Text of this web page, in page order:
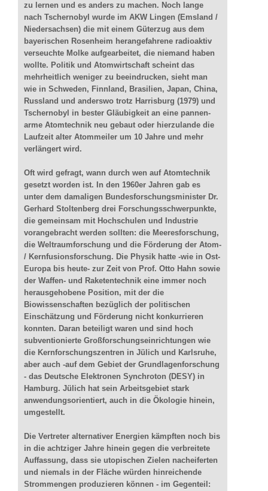
zu lernen und es anders zu machen. Noch lange
nach Tschernobyl wurde im AKW Lingen (Emsland /
Niedersachsen) die mit einem Güterzug aus dem
bayerischen Rosenheim herangefahrene radioaktiv
verseuchte Molke aufgearbeitet, die niemand haben
wollte. Politik und Atomwirtschaft scheint das
mehrheitlich weniger zu beeindrucken, sieht man
wie in Schweden, Finnland, Brasilien, Japan, China,
Russland und anderswo trotz Harrisburg (1979) und
Tschernobyl in bester Gläubigkeit an eine pannen-
arme Atomtechnik neu gebaut oder hierzulande die
Laufzeit alter Atommeiler um 10 Jahre und mehr
verlängert wird.
Oft wird gefragt, wann durch wen auf Atomtechnik
gesetzt worden ist. In den 1960er Jahren gab es
unter dem damaligen Bundesforschungsminister Dr.
Gerhard Stoltenberg drei Forschungsschwerpunkte,
die gemeinsam mit Hochschulen und Industrie
vorangebracht werden sollten: die Meeresforschung,
die Weltraumforschung und die Förderung der Atom-
/ Kernfusionsforschung. Die Physik hatte -wie in Ost-
Europa bis heute- zur Zeit von Prof. Otto Hahn sowie
der Waffen- und Raketentechnik eine immer noch
herausgehobene Position, mit der die
Biowissenschaften bezüglich der politischen
Einschätzung und Förderung nicht konkurrieren
konnten. Daran beteiligt waren und sind hoch
subventionierte Großforschungseinrichtungen wie
die Kernforschungszentren in Jülich und Karlsruhe,
aber auch -auf dem Gebiet der Grundlagenforschung
- das Deutsche Elektronen Synchroton (DESY) in
Hamburg. Jülich hat sein Arbeitsgebiet stark
anwendungsorientiert, auch in die Ökologie hinein,
umgestellt.
Die Vertreter alternativer Energien kämpften noch bis
in die achtziger Jahre hinein gegen die verbreitete
Auffassung, dass sie utopischen Zielen nacheiferten
und niemals in der Fläche würden hinreichende
Strommengen produzieren können - im Gegenteil: